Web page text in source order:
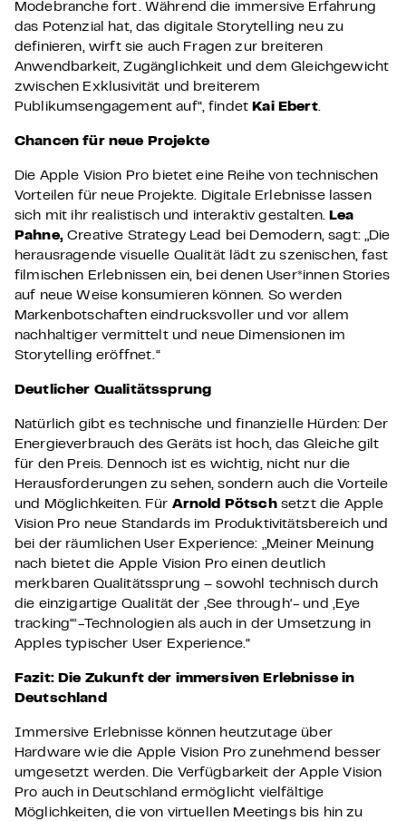
Modebranche fort. Während die immersive Erfahrung
das Potenzial hat, das digitale Storytelling neu zu
definieren, wirft sie auch Fragen zur breiteren
Anwendbarkeit, Zugänglichkeit und dem Gleichgewicht
zwischen Exklusivität und breiterem
Publikumsengagement auf“, findet Kai Ebert.
Chancen für neue Projekte
Die Apple Vision Pro bietet eine Reihe von technischen
Vorteilen für neue Projekte. Digitale Erlebnisse lassen
sich mit ihr realistisch und interaktiv gestalten. Lea
Pahne, Creative Strategy Lead bei Demodern, sagt: „Die
herausragende visuelle Qualität lädt zu szenischen, fast
filmischen Erlebnissen ein, bei denen User*innen Stories
auf neue Weise konsumieren können. So werden
Markenbotschaften eindrucksvoller und vor allem
nachhaltiger vermittelt und neue Dimensionen im
Storytelling eröffnet.“
Deutlicher Qualitätssprung
Natürlich gibt es technische und finanzielle Hürden: Der
Energieverbrauch des Geräts ist hoch, das Gleiche gilt
für den Preis. Dennoch ist es wichtig, nicht nur die
Herausforderungen zu sehen, sondern auch die Vorteile
und Möglichkeiten. Für Arnold Pötschsetzt die Apple
Vision Pro neue Standards im Produktivitätsbereich und
bei der räumlichen User Experience: „Meiner Meinung
nach bietet die Apple Vision Pro einen deutlich
merkbaren Qualitätssprung – sowohl technisch durch
die einzigartige Qualität der ,See through‘- und ,Eye
tracking“‘-Technologien als auch in der Umsetzung in
Apples typischer User Experience.“
Fazit: Die Zukunft der immersiven Erlebnisse in
Deutschland
Immersive Erlebnisse können heutzutage über
Hardware wie die Apple Vision Pro zunehmend besser
umgesetzt werden. Die Verfügbarkeit der Apple Vision
Pro auch in Deutschland ermöglicht vielfältige
Möglichkeiten, die von virtuellen Meetings bis hin zu